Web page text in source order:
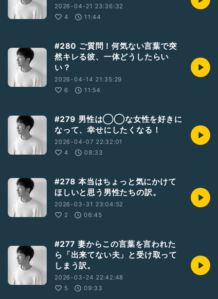
2026-04-21 23:36:32
4
11:44
#280 ご質問！何気ない言葉で突
然キレる彼、一体どうしたらい
い？
2026-04-14 21:35:29
6
11:54
#279 男性は◯◯な女性を好きに
なって、幸せにしたくなる！
2026-04-07 22:32:01
4
08:33
#278 本当はちょっと気にかけて
ほしいと思う男性たちの訳。
2026-03-31 23:04:52
2
06:45
#277 妻からこの言葉を言われた
ら「出来てない夫」と受け取って
しまう訳。
2026-03-24 22:42:48
5
09:33